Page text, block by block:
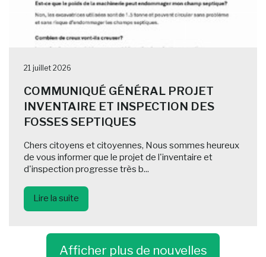
21 juillet 2026
COMMUNIQUÉ GÉNÉRAL PROJET
INVENTAIRE ET INSPECTION DES
FOSSES SEPTIQUES
Chers citoyens et citoyennes, Nous sommes heureux
de vous informer que le projet de l'inventaire et
d'inspection progresse très b...
Lire la suite
Afficher plus de nouvelles